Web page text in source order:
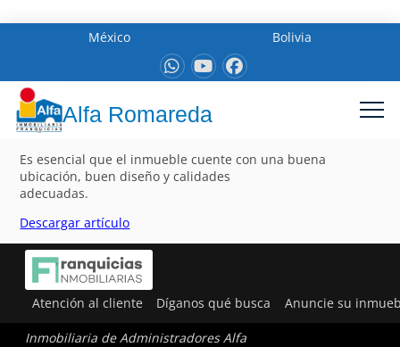
México Bolivia
Alfa Romareda
Es esencial que el inmueble cuente con una buena
ubicación, buen diseño y calidades
adecuadas.
Descargar artículo
Atención al cliente Díganos qué busca Anuncie su
Inmobiliaria de Administradores Alfa